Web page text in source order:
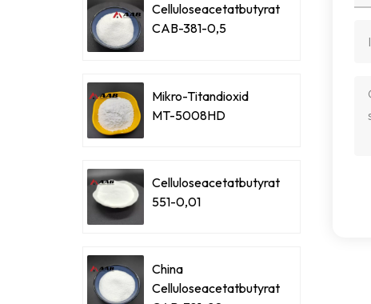
Celluloseacetatbutyrat
CAB-381-0,5
Mikro-Titandioxid
MT-5008HD
Celluloseacetatbutyrat
551-0,01
China
Celluloseacetatbutyrat